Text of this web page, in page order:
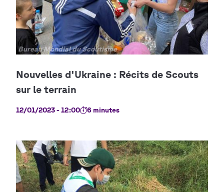
Copyright
Bureau Mondial du Scoutisme
12/01/2023 - 12:00 6 minutes